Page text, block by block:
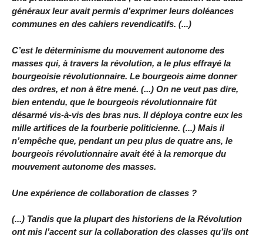
généraux leur avait permis d’exprimer leurs doléances
communes en des cahiers revendicatifs. (...)
C’est le déterminisme du mouvement autonome des
masses qui, à travers la révolution, a le plus effrayé la
bourgeoisie révolutionnaire. Le bourgeois aime donner
des ordres, et non à être mené. (...) On ne veut pas dire,
bien entendu, que le bourgeois révolutionnaire fût
désarmé vis-à-vis des bras nus. Il déploya contre eux les
mille artifices de la fourberie politicienne. (...) Mais il
n’empêche que, pendant un peu plus de quatre ans, le
bourgeois révolutionnaire avait été à la remorque du
mouvement autonome des masses.
Une expérience de collaboration de classes ?
(...) Tandis que la plupart des historiens de la Révolution
ont mis l’accent sur la collaboration des classes qu’ils ont